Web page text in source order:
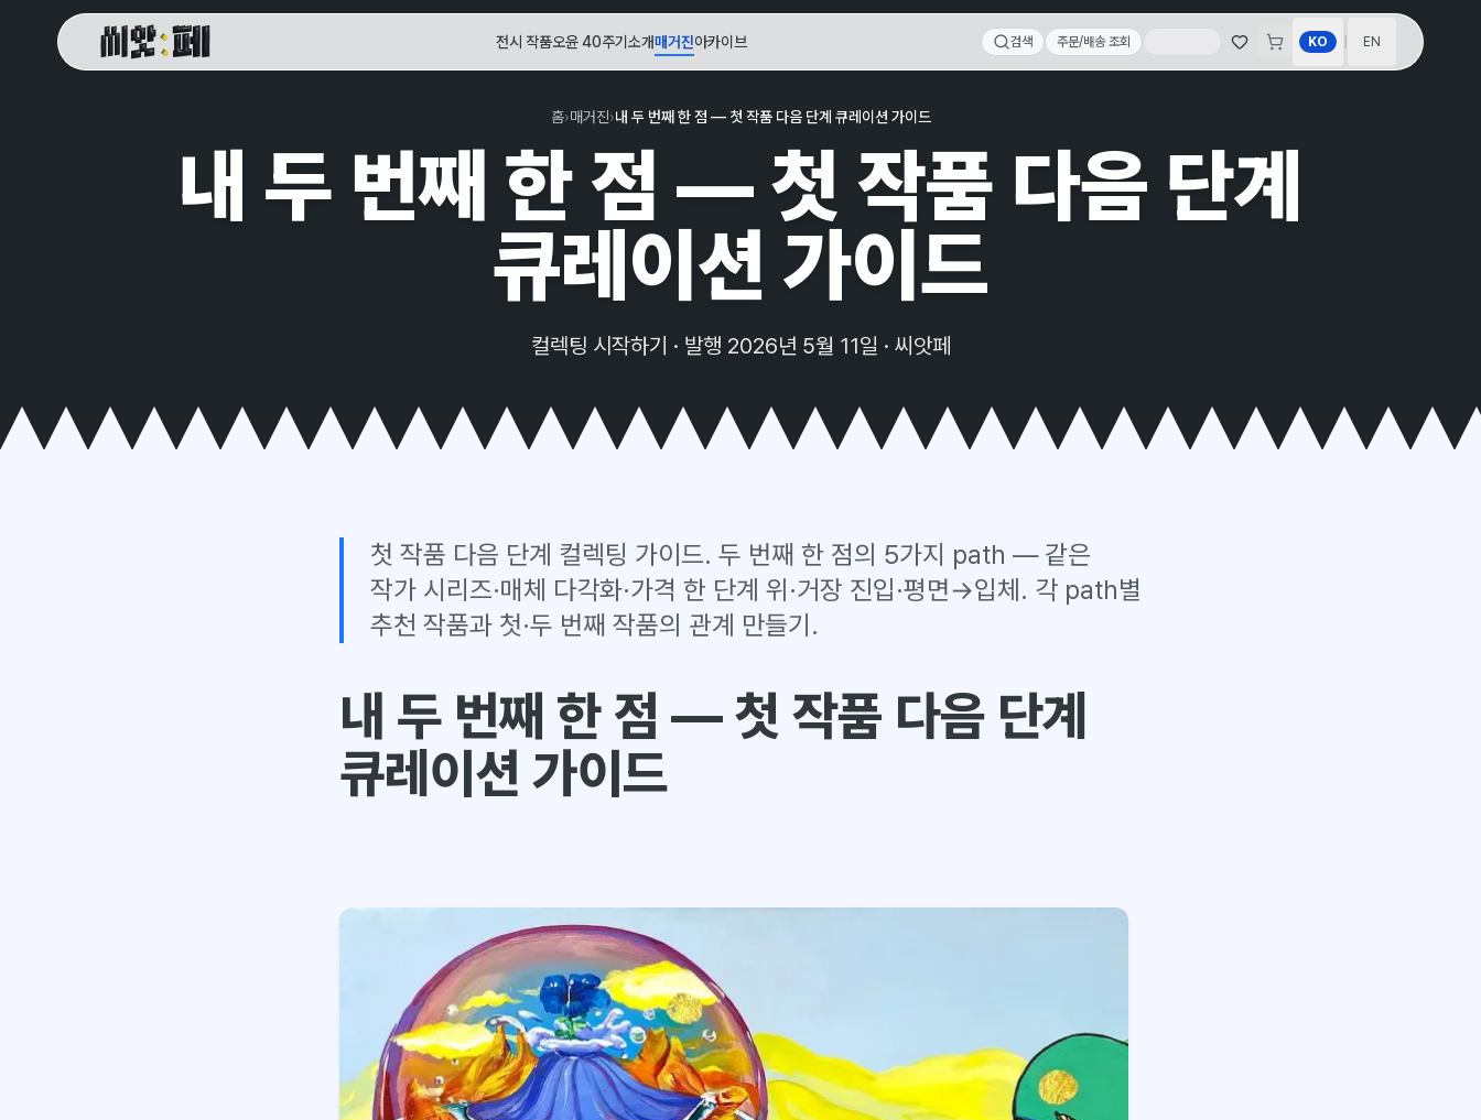
씨앗페 온라인 홈
전시 작품오윤 40주기 소개매거진아카이브 검색 주문/배송 조회 KO EN
홈›매거진›내 두 번째 한 점 — 첫 작품 다음 단계 큐레이션 가이드
내 두 번째 한 점 — 첫 작품 다음 단계
큐레이션 가이드
컬렉팅 시작하기 · 발행 2026년 5월 11일 · 씨앗페
첫 작품 다음 단계 컬렉팅 가이드. 두 번째 한 점의 5가지 path — 같은
작가 시리즈·매체 다각화·가격 한 단계 위·거장 진입·평면→입체. 각 path별
추천 작품과 첫·두 번째 작품의 관계 만들기.
내 두 번째 한 점 — 첫 작품 다음 단계
큐레이션 가이드